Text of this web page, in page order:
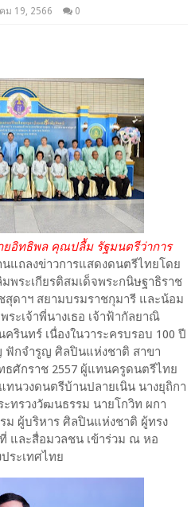
ม 19, 2566 0
ยอิทธิพล คุณปลื้ม รัฐมนตรีว่าการ
แถลงข่าวการแสดงดนตรีไทยโดย
พระเกียรติสมเด็จพระกนิษฐาธิราช
สุดาฯ สยามบรมราชกุมารี และน้อม
ะเจ้าพี่นางเธอ เจ้าฟ้ากัลยาณิ
รินทร์ เนื่องในวาระครบรอบ 100 ปี
ฟักจำรูญ ศิลปินแห่งชาติ สาขา
ศักราช 2557 ผู้แทนครูดนตรีไทย
ทนวงดนตรีบ้านปลายเนิน นางยุถิกา
ทรวงวัฒนธรรม นายโกวิท ผกา
ม ผู้บริหาร ศิลปินแห่งชาติ ผู้ทรง
และสื่อมวลชน เข้าร่วม ณ หอ
ระเทศไทย